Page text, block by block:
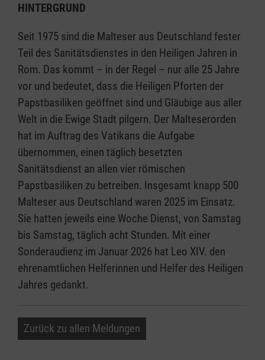
HINTERGRUND
Seit 1975 sind die Malteser aus Deutschland fester
Teil des Sanitätsdienstes in den Heiligen Jahren in
Rom. Das kommt – in der Regel – nur alle 25 Jahre
vor und bedeutet, dass die Heiligen Pforten der
Papstbasiliken geöffnet sind und Gläubige aus aller
Welt in die Ewige Stadt pilgern. Der Malteserorden
hat im Auftrag des Vatikans die Aufgabe
übernommen, einen täglich besetzten
Sanitätsdienst an allen vier römischen
Papstbasiliken zu betreiben. Insgesamt knapp 500
Malteser aus Deutschland waren 2025 im Einsatz.
Sie hatten jeweils eine Woche Dienst, von Samstag
bis Samstag, täglich acht Stunden. Mit einer
Sonderaudienz im Januar 2026 hat Leo XIV. den
ehrenamtlichen Helferinnen und Helfer des Heiligen
Jahres gedankt.
Zurück zu allen Meldungen